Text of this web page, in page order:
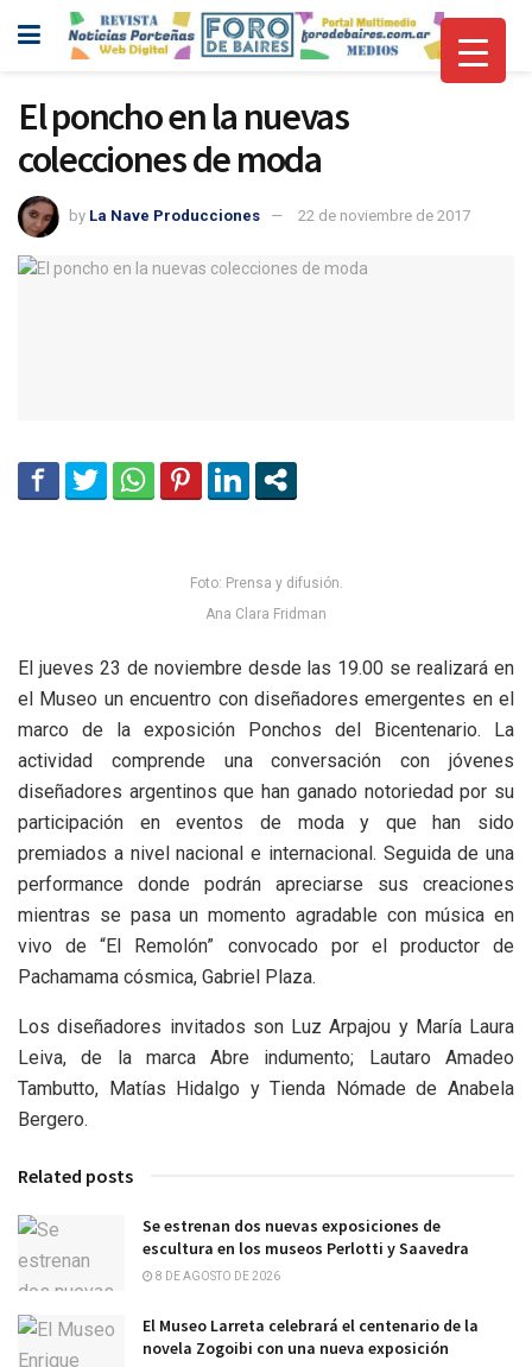
El poncho en la nuevas
colecciones de moda
by La Nave Producciones 22 de noviembre de 2017
Foto: Prensa y difusión.
Ana Clara Fridman
El jueves 23 de noviembre desde las 19.00 se realizará en
el Museo un encuentro con diseñadores emergentes en el
marco de la exposición Ponchos del Bicentenario. La
actividad comprende una conversación con jóvenes
diseñadores argentinos que han ganado notoriedad por su
participación en eventos de moda y que han sido
premiados a nivel nacional e internacional. Seguida de una
performance donde podrán apreciarse sus creaciones
mientras se pasa un momento agradable con música en
vivo de “El Remolón” convocado por el productor de
Pachamama cósmica, Gabriel Plaza.
Los diseñadores invitados son Luz Arpajou y María Laura
Leiva, de la marca Abre indumento; Lautaro Amadeo
Tambutto, Matías Hidalgo y Tienda Nómade de Anabela
Bergero.
Related posts
Se estrenan dos nuevas exposiciones de
escultura en los museos Perlotti y Saavedra
8 DE AGOSTO DE 2026
El Museo Larreta celebrará el centenario de la
novela Zogoibi con una nueva exposición